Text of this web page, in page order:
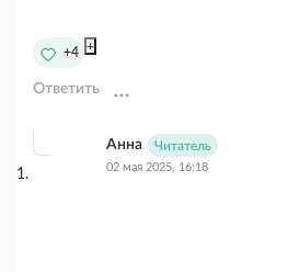
+4 +
Ответить
Анна Читатель
02 мая 2025, 16:18